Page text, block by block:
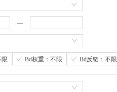
限 Bd权重：不限 Bd反链：不限